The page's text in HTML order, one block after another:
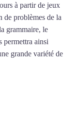
à partir de jeux
de problèmes de la
grammaire, le
permettra ainsi
grande variété de